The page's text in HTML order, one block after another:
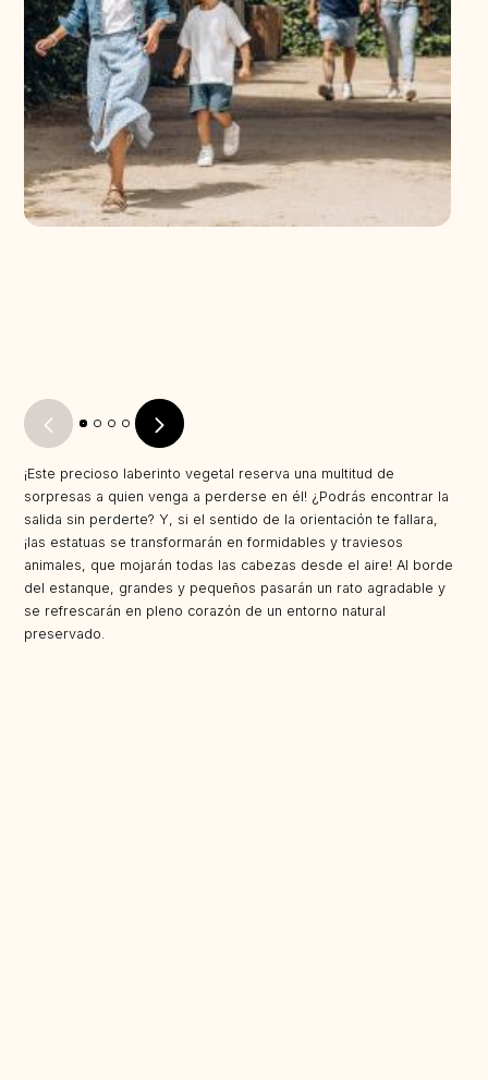
¡Este precioso laberinto vegetal reserva una multitud de
sorpresas a quien venga a perderse en él! ¿Podrás encontrar la
salida sin perderte? Y, si el sentido de la orientación te fallara,
¡las estatuas se transformarán en formidables y traviesos
animales, que mojarán todas las cabezas desde el aire! Al borde
del estanque, grandes y pequeños pasarán un rato agradable y
se refrescarán en pleno corazón de un entorno natural
preservado.